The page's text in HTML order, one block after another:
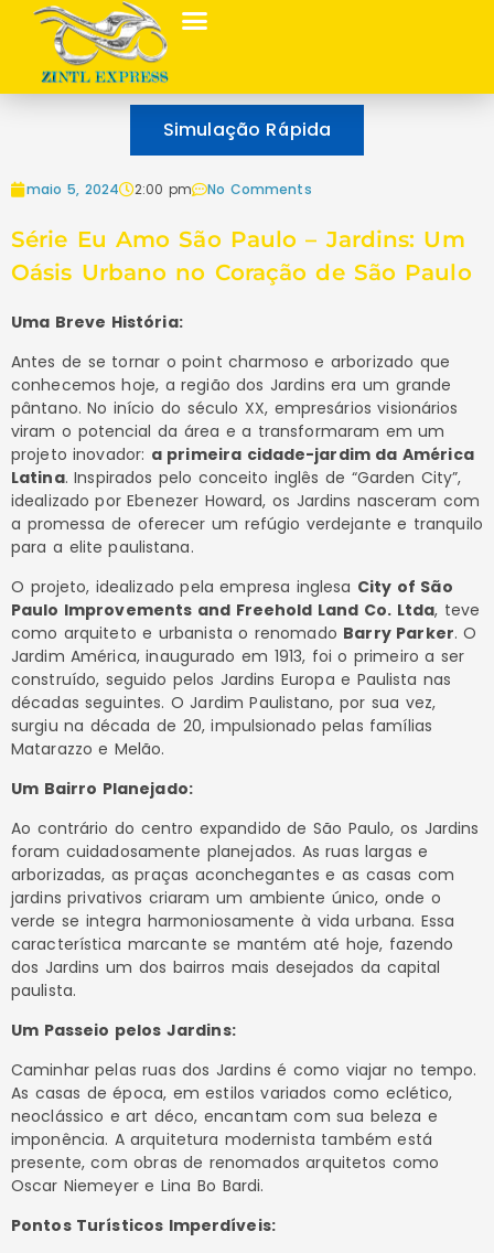
Simulação Rápida
maio 5, 2024 2:00 pm No Comments
Série Eu Amo São Paulo – Jardins: Um
Oásis Urbano no Coração de São Paulo
Uma Breve História:
Antes de se tornar o point charmoso e arborizado que
conhecemos hoje, a região dos Jardins era um grande
pântano. No início do século XX, empresários visionários
viram o potencial da área e a transformaram em um
projeto inovador: a primeira cidade-jardim da América
Latina. Inspirados pelo conceito inglês de “Garden City”,
idealizado por Ebenezer Howard, os Jardins nasceram com
a promessa de oferecer um refúgio verdejante e tranquilo
para a elite paulistana.
O projeto, idealizado pela empresa inglesa City of São
Paulo Improvements and Freehold Land Co. Ltda, teve
como arquiteto e urbanista o renomado Barry Parker. O
Jardim América, inaugurado em 1913, foi o primeiro a ser
construído, seguido pelos Jardins Europa e Paulista nas
décadas seguintes. O Jardim Paulistano, por sua vez,
surgiu na década de 20, impulsionado pelas famílias
Matarazzo e Melão.
Um Bairro Planejado:
Ao contrário do centro expandido de São Paulo, os Jardins
foram cuidadosamente planejados. As ruas largas e
arborizadas, as praças aconchegantes e as casas com
jardins privativos criaram um ambiente único, onde o
verde se integra harmoniosamente à vida urbana. Essa
característica marcante se mantém até hoje, fazendo
dos Jardins um dos bairros mais desejados da capital
paulista.
Um Passeio pelos Jardins:
Caminhar pelas ruas dos Jardins é como viajar no tempo.
As casas de época, em estilos variados como eclético,
neoclássico e art déco, encantam com sua beleza e
imponência. A arquitetura modernista também está
presente, com obras de renomados arquitetos como
Oscar Niemeyer e Lina Bo Bardi.
Pontos Turísticos Imperdíveis: